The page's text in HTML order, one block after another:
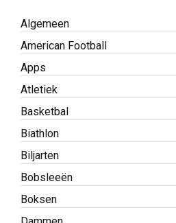
Algemeen
American Football
Apps
Atletiek
Basketbal
Biathlon
Biljarten
Bobsleeën
Boksen